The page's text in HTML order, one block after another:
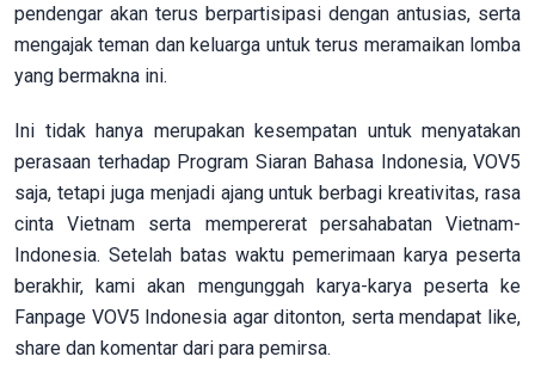
pendengar akan terus berpartisipasi dengan antusias, serta
mengajak teman dan keluarga untuk terus meramaikan lomba
yang bermakna ini.
Ini tidak hanya merupakan kesempatan untuk menyatakan
perasaan terhadap Program Siaran Bahasa Indonesia, VOV5
saja, tetapi juga menjadi ajang untuk berbagi kreativitas, rasa
cinta Vietnam serta mempererat persahabatan Vietnam-
Indonesia. Setelah batas waktu pemerimaan karya peserta
berakhir, kami akan mengunggah karya-karya peserta ke
Fanpage VOV5 Indonesia agar ditonton, serta mendapat like,
share dan komentar dari para pemirsa.